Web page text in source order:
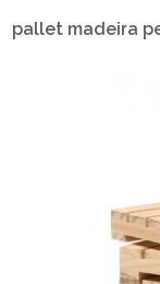
pallet madeira